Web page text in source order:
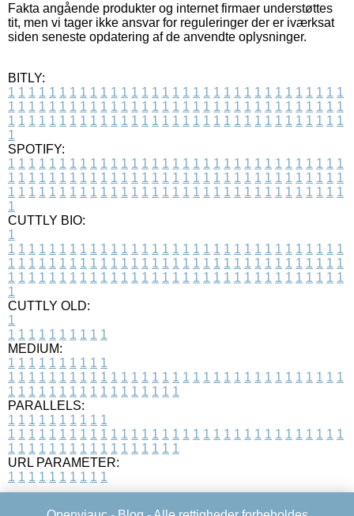
Fakta angående produkter og internet firmaer understøttes
tit, men vi tager ikke ansvar for reguleringer der er iværksat
siden seneste opdatering af de anvendte oplysninger.
BITLY:
1 1 1 1 1 1 1 1 1 1 1 1 1 1 1 1 1 1 1 1 1 1 1 1 1 1 1 1 1 1 1 1 1
1 1 1 1 1 1 1 1 1 1 1 1 1 1 1 1 1 1 1 1 1 1 1 1 1 1 1 1 1 1 1 1 1
1 1 1 1 1 1 1 1 1 1 1 1 1 1 1 1 1 1 1 1 1 1 1 1 1 1 1 1 1 1 1 1 1
1
SPOTIFY:
1 1 1 1 1 1 1 1 1 1 1 1 1 1 1 1 1 1 1 1 1 1 1 1 1 1 1 1 1 1 1 1 1
1 1 1 1 1 1 1 1 1 1 1 1 1 1 1 1 1 1 1 1 1 1 1 1 1 1 1 1 1 1 1 1 1
1 1 1 1 1 1 1 1 1 1 1 1 1 1 1 1 1 1 1 1 1 1 1 1 1 1 1 1 1 1 1 1 1
1
CUTTLY BIO:
1
1 1 1 1 1 1 1 1 1 1 1 1 1 1 1 1 1 1 1 1 1 1 1 1 1 1 1 1 1 1 1 1 1
1 1 1 1 1 1 1 1 1 1 1 1 1 1 1 1 1 1 1 1 1 1 1 1 1 1 1 1 1 1 1 1 1
1 1 1 1 1 1 1 1 1 1 1 1 1 1 1 1 1 1 1 1 1 1 1 1 1 1 1 1 1 1 1 1 1
1
CUTTLY OLD:
1
1 1 1 1 1 1 1 1 1 1
MEDIUM:
1 1 1 1 1 1 1 1 1 1
1 1 1 1 1 1 1 1 1 1 1 1 1 1 1 1 1 1 1 1 1 1 1 1 1 1 1 1 1 1 1 1 1
1 1 1 1 1 1 1 1 1 1 1 1 1 1 1 1 1
PARALLELS:
1 1 1 1 1 1 1 1 1 1
1 1 1 1 1 1 1 1 1 1 1 1 1 1 1 1 1 1 1 1 1 1 1 1 1 1 1 1 1 1 1 1 1
1 1 1 1 1 1 1 1 1 1 1 1 1 1 1 1 1
URL PARAMETER:
1 1 1 1 1 1 1 1 1 1